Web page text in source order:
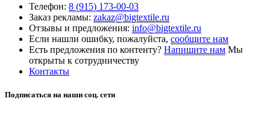
Телефон: 8 (915) 173-00-03
Заказ рекламы: zakaz@bigtextile.ru
Отзывы и предложения: info@bigtextile.ru
Если нашли ошибку, пожалуйста, сообщите нам
Есть предложения по контенту? Напишите нам Мы
открыты к сотрудничеству
Контакты
Подписаться на наши соц. сети